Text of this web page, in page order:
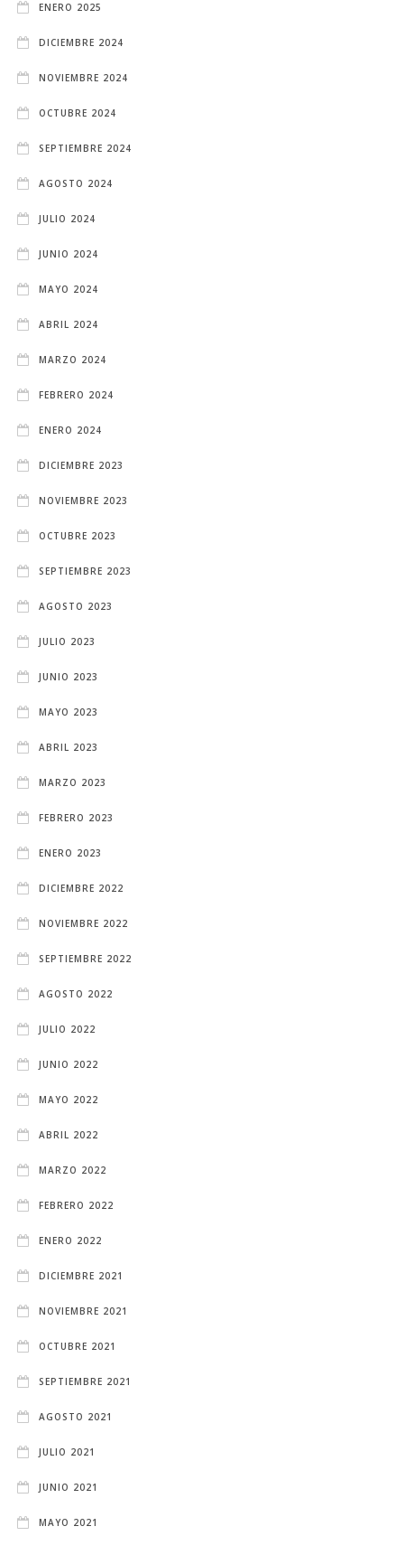
ENERO 2025
DICIEMBRE 2024
NOVIEMBRE 2024
OCTUBRE 2024
SEPTIEMBRE 2024
AGOSTO 2024
JULIO 2024
JUNIO 2024
MAYO 2024
ABRIL 2024
MARZO 2024
FEBRERO 2024
ENERO 2024
DICIEMBRE 2023
NOVIEMBRE 2023
OCTUBRE 2023
SEPTIEMBRE 2023
AGOSTO 2023
JULIO 2023
JUNIO 2023
MAYO 2023
ABRIL 2023
MARZO 2023
FEBRERO 2023
ENERO 2023
DICIEMBRE 2022
NOVIEMBRE 2022
SEPTIEMBRE 2022
AGOSTO 2022
JULIO 2022
JUNIO 2022
MAYO 2022
ABRIL 2022
MARZO 2022
FEBRERO 2022
ENERO 2022
DICIEMBRE 2021
NOVIEMBRE 2021
OCTUBRE 2021
SEPTIEMBRE 2021
AGOSTO 2021
JULIO 2021
JUNIO 2021
MAYO 2021